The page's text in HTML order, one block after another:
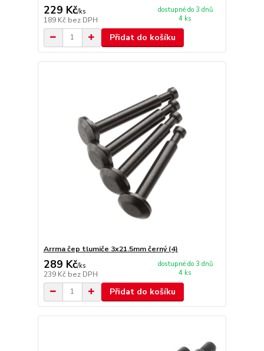
229 Kč/ks
189 Kč bez DPH
dostupné do 3 dnů
4 ks
Přidat do košíku
Arrma čep tlumiče 3x21.5mm černý (4)
289 Kč/ks
239 Kč bez DPH
dostupné do 3 dnů
4 ks
Přidat do košíku